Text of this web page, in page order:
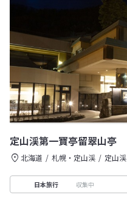
定山渓第一寶亭留翠山亭
北海道 札幌・定山渓 定山渓
日本旅行 収集中